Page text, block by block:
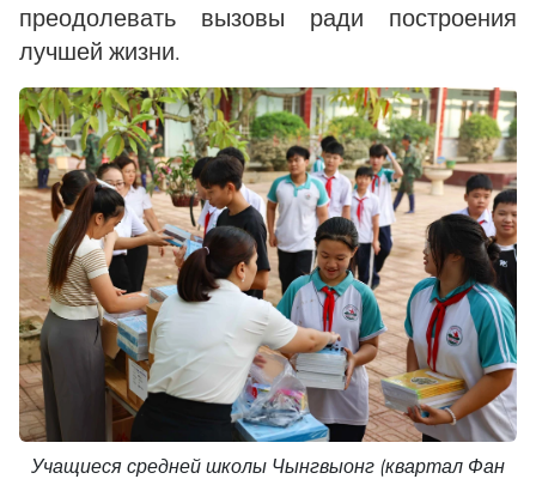
преодолевать вызовы ради построения
лучшей жизни.
Учащиеся средней школы Чынгвыонг (квартал Фан